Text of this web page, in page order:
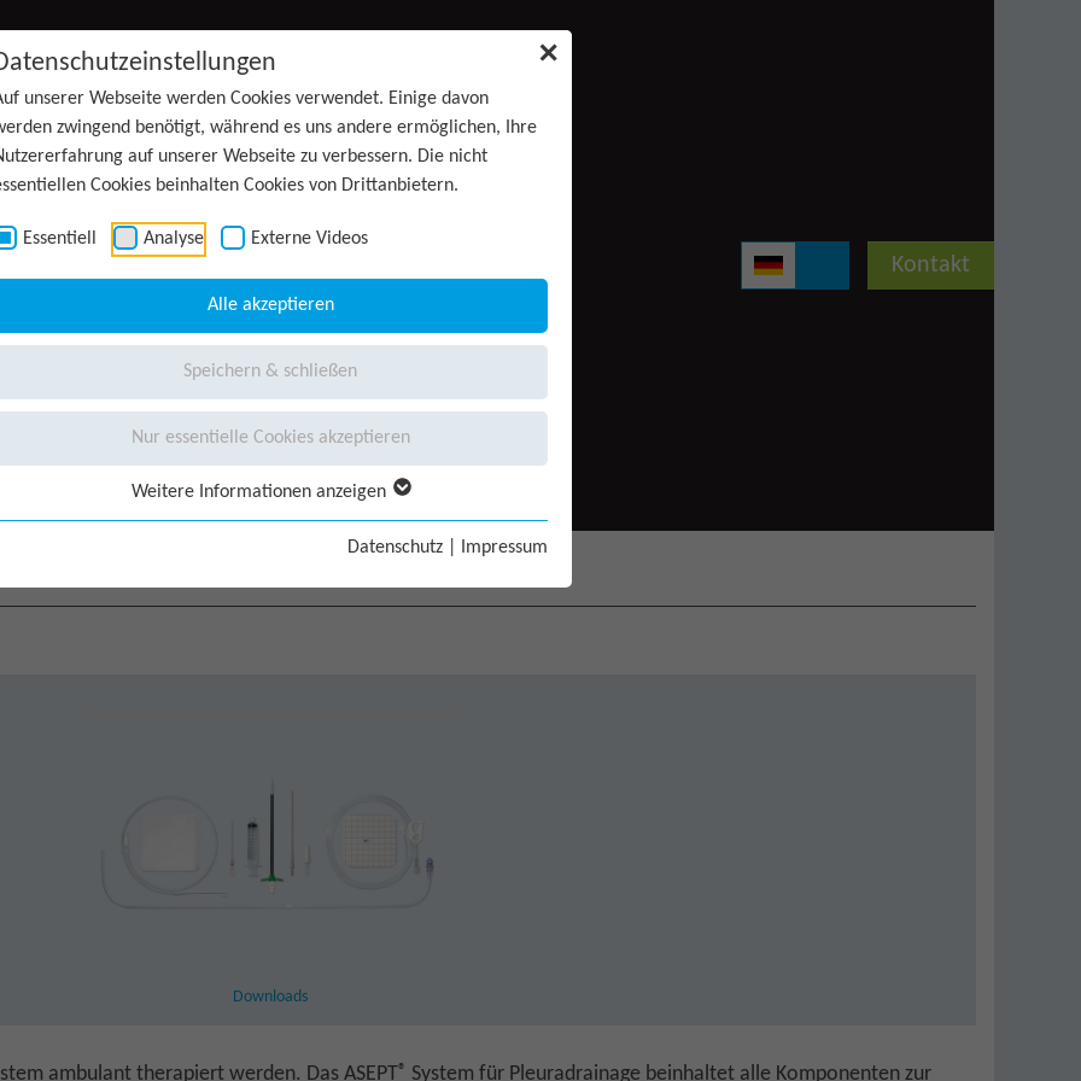
✕
unserer Webseite werden Cookies verwendet. Einige davon
zwingend benötigt, während es uns andere ermöglichen, Ihre
auf unserer Webseite zu verbessern. Die nicht
Cookies beinhalten Cookies von Drittanbietern.
Essentiell Analyse Externe Videos
Alle akzeptieren
Speichern & schließen
Nur essentielle Cookies akzeptieren
Weitere Informationen anzeigen
Datenschutz Impressum
Kontakt
Downloads
ambulant therapiert werden. Das ASEPT® System für Pleuradrainage beinhaltet alle Komponenten zur